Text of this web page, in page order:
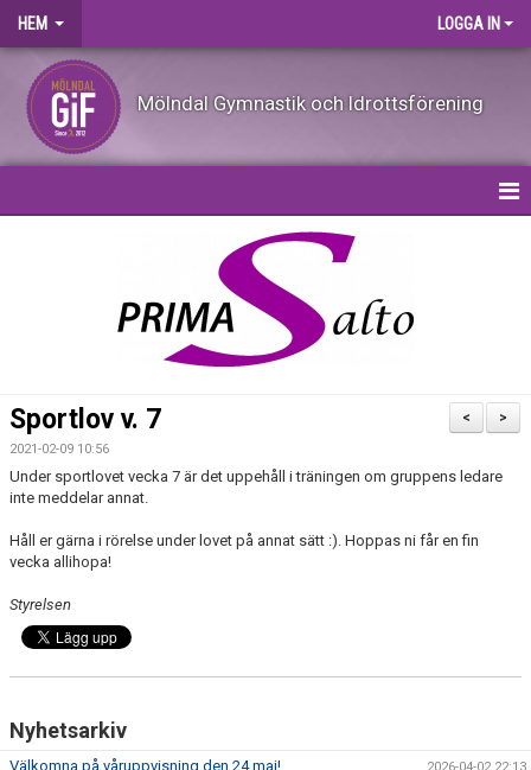
HEM LOGGA IN
Mölndal Gymnastik och Idrottsförening
VILL DU BLI LEDARE?
FÖRENINGSKLÄDER
KONTAKT
INTRESSEANMÄLAN
TRYGG IDROTT
>
<
Sportlov v. 7
2021-02-09 10:56
Under sportlovet vecka 7 är det uppehåll i träningen om gruppens ledare
inte meddelar annat.
Håll er gärna i rörelse under lovet på annat sätt :). Hoppas ni får en fin
vecka allihopa!
Styrelsen
Nyhetsarkiv
Välkomna på våruppvisning den 24 maj!